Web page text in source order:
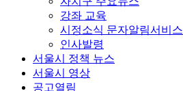
강좌 교육
시정소식 문자알림서비스
인사발령
서울시 정책 뉴스
서울시 영상
공고열림